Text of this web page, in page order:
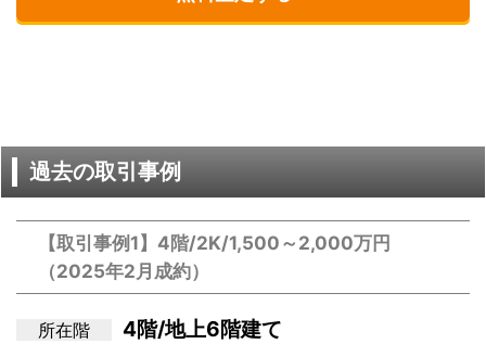
過去の取引事例
【取引事例1】4階/2K/1,500～2,000万円
（2025年2月成約）
所在階 4階/地上6階建て